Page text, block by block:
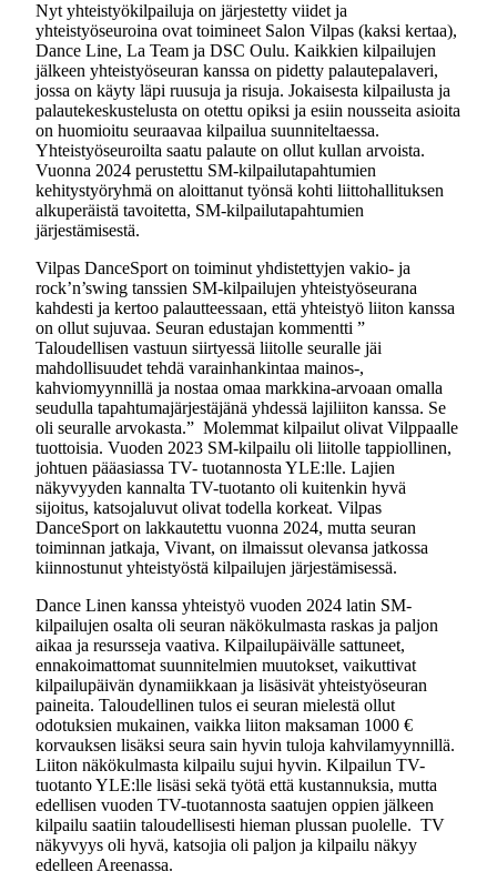
Nyt yhteistyökilpailuja on järjestetty viidet ja
yhteistyöseuroina ovat toimineet Salon Vilpas (kaksi kertaa),
Dance Line, La Team ja DSC Oulu. Kaikkien kilpailujen
jälkeen yhteistyöseuran kanssa on pidetty palautepalaveri,
jossa on käyty läpi ruusuja ja risuja. Jokaisesta kilpailusta ja
palautekeskustelusta on otettu opiksi ja esiin nousseita asioita
on huomioitu seuraavaa kilpailua suunniteltaessa.
Yhteistyöseuroilta saatu palaute on ollut kullan arvoista.
Vuonna 2024 perustettu SM-kilpailutapahtumien
kehitystyöryhmä on aloittanut työnsä kohti liittohallituksen
alkuperäistä tavoitetta, SM-kilpailutapahtumien
järjestämisestä.
Vilpas DanceSport on toiminut yhdistettyjen vakio- ja
rock’n’swing tanssien SM-kilpailujen yhteistyöseurana
kahdesti ja kertoo palautteessaan, että yhteistyö liiton kanssa
on ollut sujuvaa. Seuran edustajan kommentti ”
Taloudellisen vastuun siirtyessä liitolle seuralle jäi
mahdollisuudet tehdä varainhankintaa mainos-,
kahviomyynnillä ja nostaa omaa markkina-arvoaan omalla
seudulla tapahtumajärjestäjänä yhdessä lajiliiton kanssa. Se
oli seuralle arvokasta.” Molemmat kilpailut olivat Vilppaalle
tuottoisia. Vuoden 2023 SM-kilpailu oli liitolle tappiollinen,
johtuen pääasiassa TV- tuotannosta YLE:lle. Lajien
näkyvyyden kannalta TV-tuotanto oli kuitenkin hyvä
sijoitus, katsojaluvut olivat todella korkeat. Vilpas
DanceSport on lakkautettu vuonna 2024, mutta seuran
toiminnan jatkaja, Vivant, on ilmaissut olevansa jatkossa
kiinnostunut yhteistyöstä kilpailujen järjestämisessä.
Dance Linen kanssa yhteistyö vuoden 2024 latin SM-
kilpailujen osalta oli seuran näkökulmasta raskas ja paljon
aikaa ja resursseja vaativa. Kilpailupäivälle sattuneet,
ennakoimattomat suunnitelmien muutokset, vaikuttivat
kilpailupäivän dynamiikkaan ja lisäsivät yhteistyöseuran
paineita. Taloudellinen tulos ei seuran mielestä ollut
odotuksien mukainen, vaikka liiton maksaman 1000 €
korvauksen lisäksi seura sain hyvin tuloja kahvilamyynnillä.
Liiton näkökulmasta kilpailu sujui hyvin. Kilpailun TV-
tuotanto YLE:lle lisäsi sekä työtä että kustannuksia, mutta
edellisen vuoden TV-tuotannosta saatujen oppien jälkeen
kilpailu saatiin taloudellisesti hieman plussan puolelle. TV
näkyvyys oli hyvä, katsojia oli paljon ja kilpailu näkyy
edelleen Areenassa.